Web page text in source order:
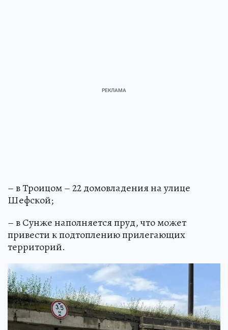
– в Троицом – 22 домовладения на улице
Шефской;
– в Сунже наполняется пруд, что может
привести к подтоплению прилегающих
территорий.